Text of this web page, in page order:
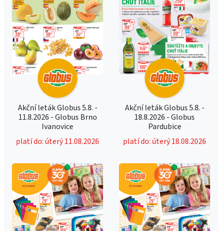
Akční leták Globus 5.8. -
11.8.2026 - Globus Brno
Ivanovice
platí do: úterý 11.08.2026
Akční leták Globus 5.8. -
18.8.2026 - Globus
Pardubice
platí do: úterý 18.08.2026